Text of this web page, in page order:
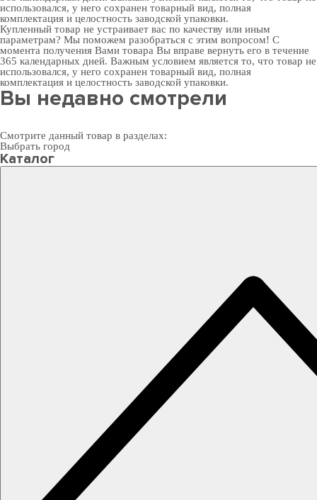
использовался, у него сохранен товарный вид, полная
комплектация и целостность заводской упаковки.
Купленный товар не устраивает вас по качеству или иным
параметрам? Мы поможем разобраться с этим вопросом! С
момента получения Вами товара Вы вправе вернуть его в течение
365 календарных дней. Важным условием является то, что товар не
использовался, у него сохранен товарный вид, полная
комплектация и целостность заводской упаковки.
Вы недавно смотрели
Смотрите данный товар в разделах:
Выбрать город
Каталог